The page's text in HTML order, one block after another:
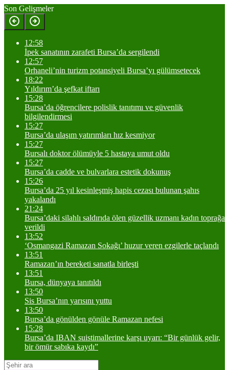
Son Gelişmeler
12:58
İpek sanatının zarafeti Bursa’da sergilendi
12:57
Orhaneli’nin turizm potansiyeli Bursa’yı gülümsetecek
18:22
Yıldırım’da şefkat iftarı
15:28
Bursa’da öğrencilere polislik tanıtımı ve güvenlik
bilgilendirmesi
15:27
Bursa’da ulaşım yatırımları hız kesmiyor
15:27
Bursalı doktor ölümüyle 5 hastaya umut oldu
15:27
Bursa’da cadde ve bulvarlara estetik dokunuş
15:26
Bursa’da 25 yıl kesinleşmiş hapis cezası bulunan şahıs
yakalandı
21:24
Bursa’daki silahlı saldırıda ölen güzellik uzmanı kadın toprağa
verildi
13:52
‘Osmangazi Ramazan Sokağı’ huzur veren ezgilerle taçlandı
13:51
Ramazan’ın bereketi sanatla birleşti
13:51
Bursa, dünyaya tanıtıldı
13:50
Sis Bursa’nın yarısını yuttu
13:50
Bursa’da gönülden gönüle Ramazan nefesi
15:28
Bursa’da IBAN suistimallerine karşı uyarı: “Bir günlük gelir,
bir ömür sabıka kaydı”